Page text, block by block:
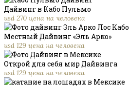
Дайвинг в Кабо Пульмо
usd 270 цена на человека
Местный Дайвинг «Эль Арко»
usd 129 цена на человека
Открой для себя мир Дайвинга
usd 129 цена на человека